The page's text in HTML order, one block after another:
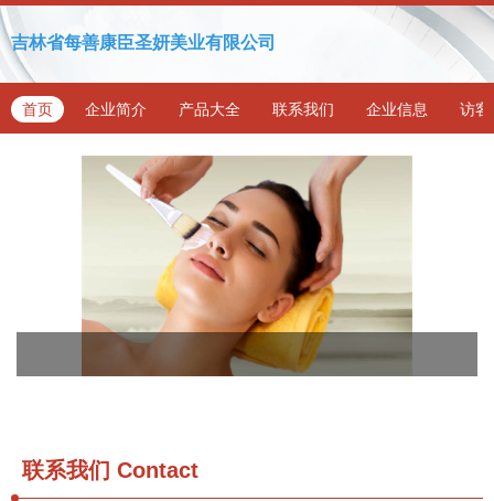
吉林省每善康臣圣妍美业有限公司
首页 企业简介 产品大全 联系我们 企业信息 访客
联系我们 Contact